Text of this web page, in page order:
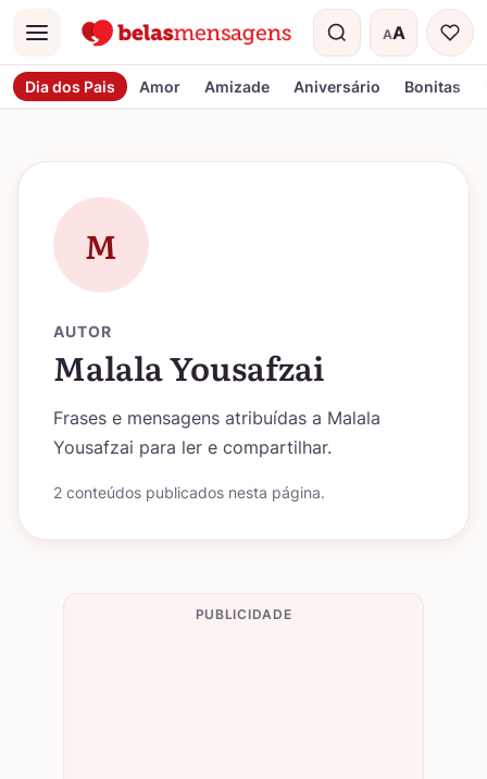
Menu AA
Tamanho do
Dia dos Pais Amor Amizade Aniversário Bonitas
M
AUTOR
Malala Yousafzai
Frases e mensagens atribuídas a Malala
Yousafzai para ler e compartilhar.
2 conteúdos publicados nesta página.
PUBLICIDADE